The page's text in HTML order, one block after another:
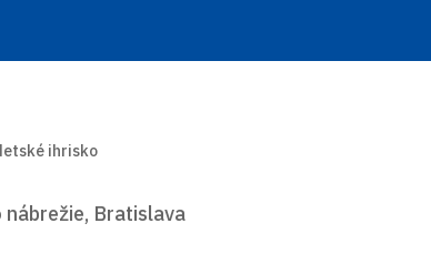
nábrežie, Bratislava